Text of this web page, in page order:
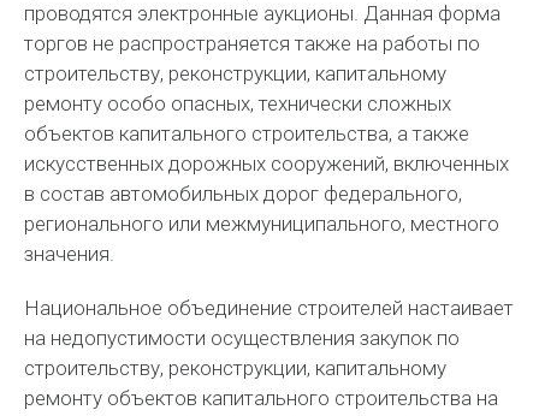
проводятся электронные аукционы. Данная форма
торгов не распространяется также на работы по
строительству, реконструкции, капитальному
ремонту особо опасных, технически сложных
объектов капитального строительства, а также
искусственных дорожных сооружений, включенных
в состав автомобильных дорог федерального,
регионального или межмуниципального, местного
значения.
Национальное объединение строителей настаивает
на недопустимости осуществления закупок по
строительству, реконструкции, капитальному
ремонту объектов капитального строительства на